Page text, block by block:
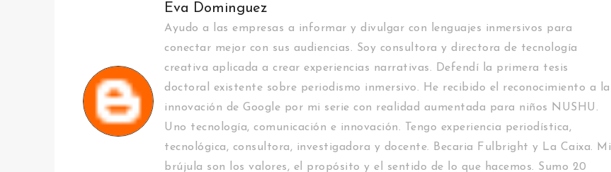
Eva Dominguez
Ayudo a las empresas a informar y divulgar con lenguajes inmersivos para
conectar mejor con sus audiencias. Soy consultora y directora de tecnología
creativa aplicada a crear experiencias narrativas. Defendí la primera tesis
doctoral existente sobre periodismo inmersivo. He recibido el reconocimiento a la
innovación de Google por mi serie con realidad aumentada para niños NUSHU.
Uno tecnología, comunicación e innovación. Tengo experiencia periodística,
tecnológica, consultora, investigadora y docente. Becaria Fulbright y La Caixa. Mi
brújula son los valores, el propósito y el sentido de lo que hacemos. Sumo 20